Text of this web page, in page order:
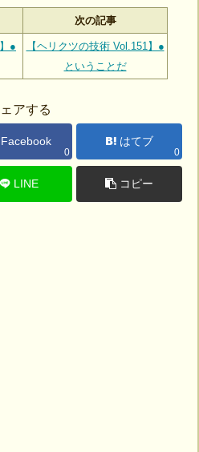
次の記事
●
【ヘリクツの技術 Vol.151】●
ということだ
アする
Facebook
0
はてブ
0
LINE コピー